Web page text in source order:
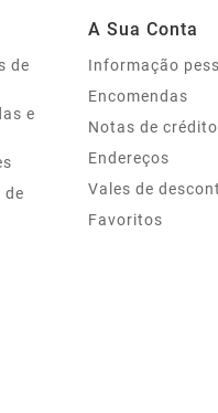
de
e
de
A Sua Conta
Informação
Encomendas
Notas de crédito
Endereços
Vales de
Favoritos